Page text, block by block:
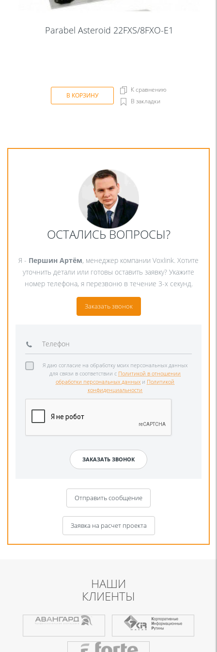
Parabel Asteroid 22FXS/8FXO-E1
В КОРЗИНУ
К сравнению
В закладки
ОСТАЛИСЬ ВОПРОСЫ?
Я - Першин Артём, менеджер компании Voxlink. Хотите
уточнить детали или готовы оставить заявку? Укажите
номер телефона, я перезвоню в течение 3-х секунд.
Заказать звонок
Я даю согласие на обработку моих персональных данных
для связи в соответствии с Политикой в отношении
обработки персональных данных и Политикой
конфиденциальности
Отправить сообщение
Заявка на расчет проекта
НАШИ
КЛИЕНТЫ